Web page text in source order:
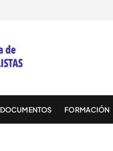
DOCUMENTOS FORMACIÓN